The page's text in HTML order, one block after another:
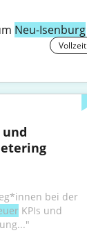
Neu-Isenburg
Vollzeit
bei der
KPIs und